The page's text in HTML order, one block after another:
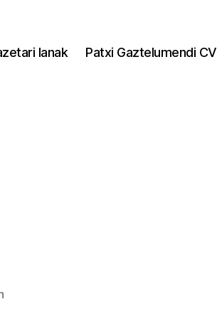
lanak Patxi Gaztelumendi CV
Egunkaria